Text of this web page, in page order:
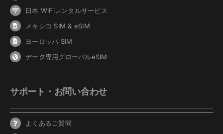
日本 WiFiレンタルサービス
メキシコ SIM & eSIM
ヨーロッパ SIM
データ専用グローバルeSIM
サポート・お問い合わせ
よくあるご質問